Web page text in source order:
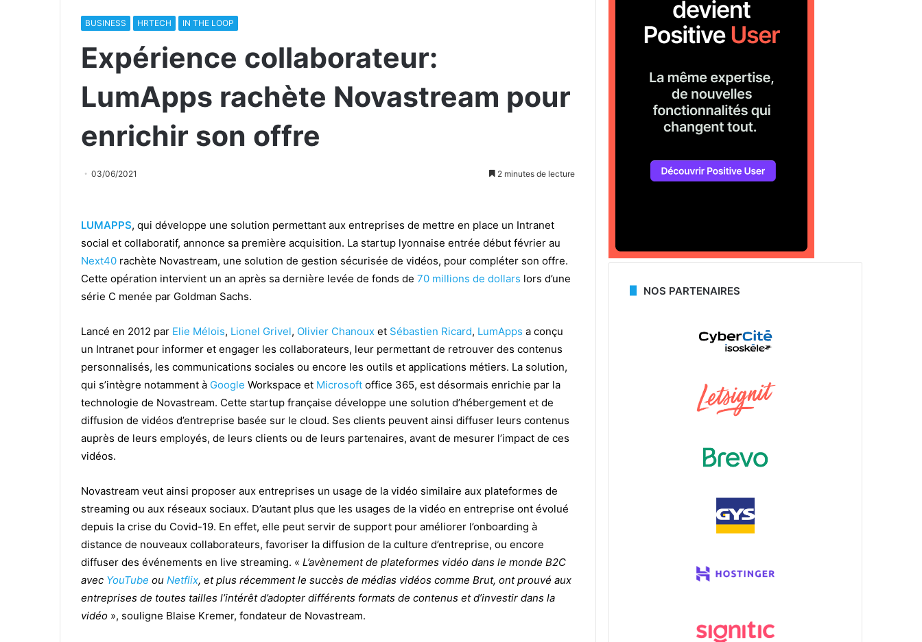
BUSINESS HRTECH IN THE LOOP
Expérience collaborateur:
LumApps rachète Novastream pour
enrichir son offre
03/06/2021 2 minutes de lecture
LUMAPPS, qui développe une solution permettant aux entreprises de mettre en place un Intranet
social et collaboratif, annonce sa première acquisition. La startup lyonnaise entrée début février au
Next40 rachète Novastream, une solution de gestion sécurisée de vidéos, pour compléter son offre.
Cette opération intervient un an après sa dernière levée de fonds de 70 millions de dollars lors d’une
série C menée par Goldman Sachs.
Lancé en 2012 par Elie Mélois, Lionel Grivel, Olivier Chanoux et Sébastien Ricard, LumApps a conçu
un Intranet pour informer et engager les collaborateurs, leur permettant de retrouver des contenus
personnalisés, les communications sociales ou encore les outils et applications métiers. La solution,
qui s’intègre notamment à Google Workspace et Microsoft office 365, est désormais enrichie par la
technologie de Novastream. Cette startup française développe une solution d’hébergement et de
diffusion de vidéos d’entreprise basée sur le cloud. Ses clients peuvent ainsi diffuser leurs contenus
auprès de leurs employés, de leurs clients ou de leurs partenaires, avant de mesurer l’impact de ces
vidéos.
Novastream veut ainsi proposer aux entreprises un usage de la vidéo similaire aux plateformes de
streaming ou aux réseaux sociaux. D’autant plus que les usages de la vidéo en entreprise ont évolué
depuis la crise du Covid-19. En effet, elle peut servir de support pour améliorer l’onboarding à
distance de nouveaux collaborateurs, favoriser la diffusion de la culture d’entreprise, ou encore
diffuser des événements en live streaming. « L’avènement de plateformes vidéo dans le monde B2C
avec YouTube ou Netflix, et plus récemment le succès de médias vidéos comme Brut, ont prouvé aux
entreprises de toutes tailles l’intérêt d’adopter différents formats de contenus et d’investir dans la
vidéo », souligne Blaise Kremer, fondateur de Novastream.
NOS PARTENAIRES